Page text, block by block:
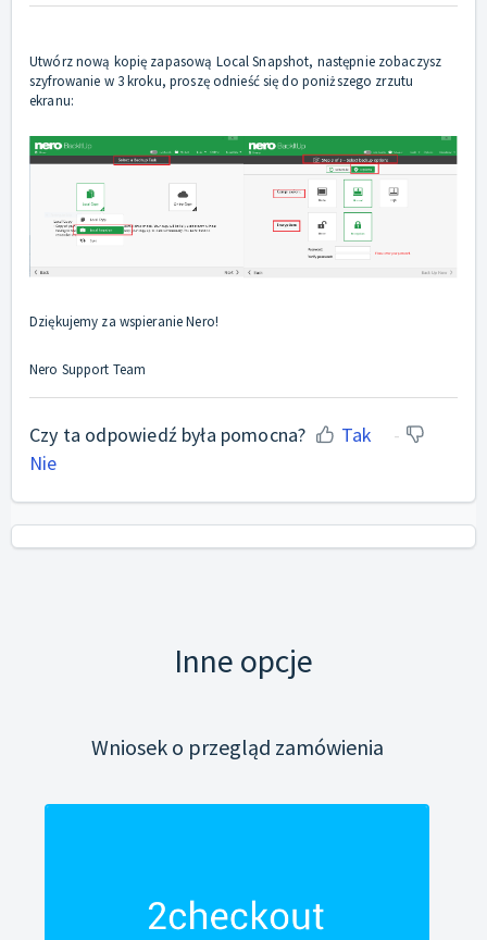
Utwórz nową kopię zapasową Local Snapshot, następnie zobaczysz
szyfrowanie w 3 kroku, proszę odnieść się do poniższego zrzutu
ekranu:
Dziękujemy za wspieranie Nero!
Nero Support Team
Czy ta odpowiedź była pomocna?
Tak
Nie
Inne opcje
Wniosek o przegląd zamówienia